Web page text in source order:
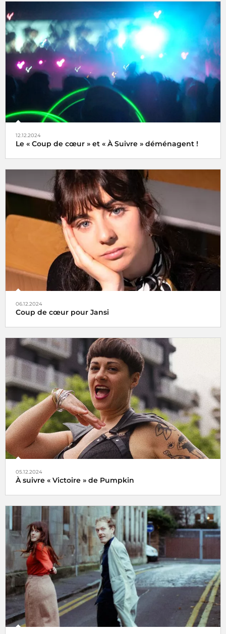
Une semaine internationale dédiée à la musique du 16 au
21 juin 2025
12.12.2024
Le « Coup de cœur » et « À Suivre » déménagent !
Tels des oiseaux migrateurs à partir du lundi 16 décembre
2024 retrouvez nos rubriquesCoup de cœur
non plus ici (sur radiofrance.com) mais là, à savoir sur la
plateforme
06.12.2024
Coup de cœur pour Jansi
Le choix de Jansi
05.12.2024
À suivre « Victoire » de Pumpkin
Veni, vidi, vici !